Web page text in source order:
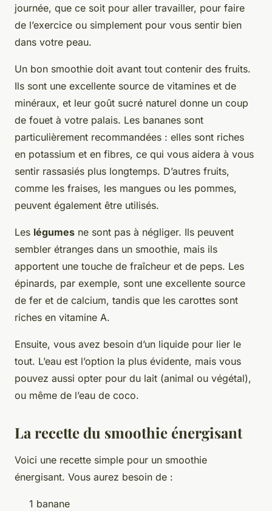
journée, que ce soit pour aller travailler, pour faire
de l’exercice ou simplement pour vous sentir bien
dans votre peau.
Un bon smoothie doit avant tout contenir des fruits.
Ils sont une excellente source de vitamines et de
minéraux, et leur goût sucré naturel donne un coup
de fouet à votre palais. Les bananes sont
particulièrement recommandées : elles sont riches
en potassium et en fibres, ce qui vous aidera à vous
sentir rassasiés plus longtemps. D’autres fruits,
comme les fraises, les mangues ou les pommes,
peuvent également être utilisés.
Les légumes ne sont pas à négliger. Ils peuvent
sembler étranges dans un smoothie, mais ils
apportent une touche de fraîcheur et de peps. Les
épinards, par exemple, sont une excellente source
de fer et de calcium, tandis que les carottes sont
riches en vitamine A.
Ensuite, vous avez besoin d’un liquide pour lier le
tout. L’eau est l’option la plus évidente, mais vous
pouvez aussi opter pour du lait (animal ou végétal),
ou même de l’eau de coco.
La recette du smoothie énergisant
Voici une recette simple pour un smoothie
énergisant. Vous aurez besoin de :
1 banane